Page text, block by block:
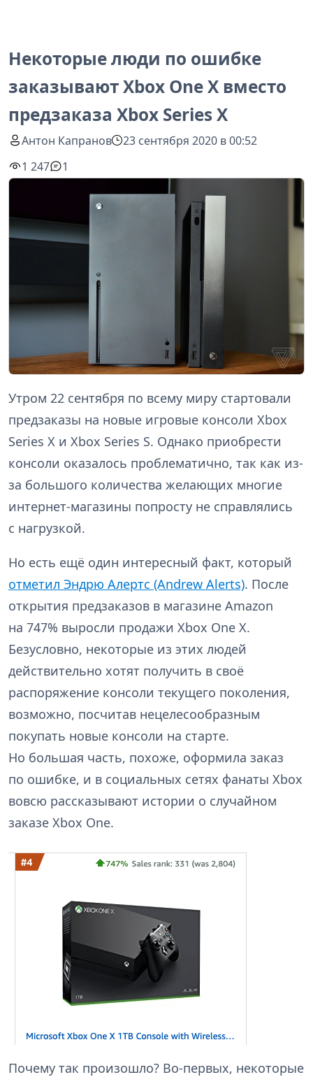
Некоторые люди по ошибке
заказывают Xbox One X вместо
предзаказа Xbox Series X
Антон Капранов
23 сентября 2020 в 00:52
1 247
1
Утром 22 сентября по всему миру стартовали
предзаказы на новые игровые консоли Xbox
Series X и Xbox Series S. Однако приобрести
консоли оказалось проблематично, так как из-
за большого количества желающих многие
интернет-магазины попросту не справлялись
с нагрузкой.
Но есть ещё один интересный факт, который
отметил Эндрю Алертс (Andrew Alerts). После
открытия предзаказов в магазине Amazon
на 747% выросли продажи Xbox One X.
Безусловно, некоторые из этих людей
действительно хотят получить в своё
распоряжение консоли текущего поколения,
возможно, посчитав нецелесообразным
покупать новые консоли на старте.
Но большая часть, похоже, оформила заказ
по ошибке, и в социальных сетях фанаты Xbox
вовсю рассказывают истории о случайном
заказе Xbox One.
Почему так произошло? Во-первых, некоторые